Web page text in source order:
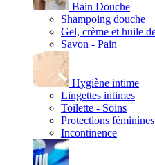
Bain Douche
Shampoing douche
Gel, crème et huile
Savon - Pain
Hygiène intime
Lingettes intimes
Toilette - Soins
Protections féminines
Incontinence